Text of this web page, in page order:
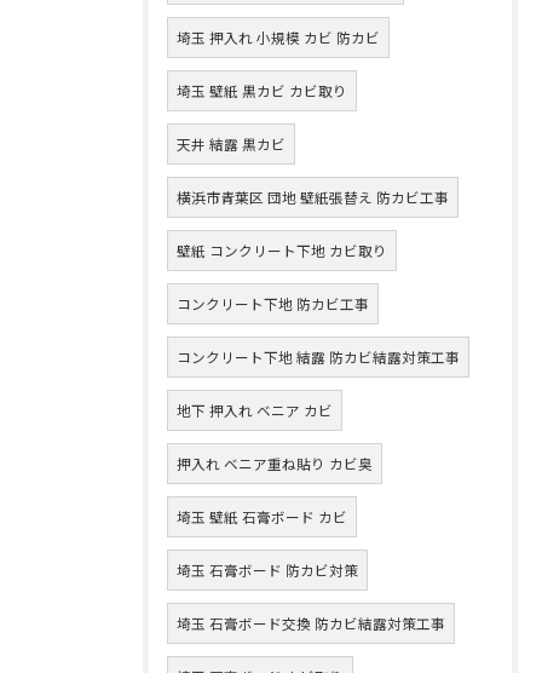
埼玉 押入れ 小規模 カビ 防カビ
埼玉 壁紙 黒カビ カビ取り
天井 結露 黒カビ
横浜市青葉区 団地 壁紙張替え 防カビ工事
壁紙 コンクリート下地 カビ取り
コンクリート下地 防カビ工事
コンクリート下地 結露 防カビ結露対策工事
地下 押入れ ベニア カビ
押入れ ベニア重ね貼り カビ臭
埼玉 壁紙 石膏ボード カビ
埼玉 石膏ボード 防カビ対策
埼玉 石膏ボード交換 防カビ結露対策工事